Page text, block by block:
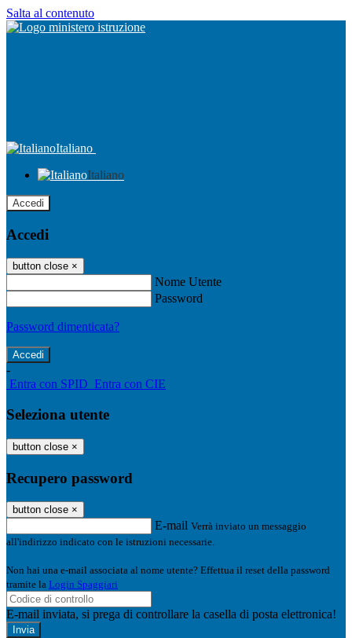
Salta al contenuto
Italiano
Italiano
Accedi
Accedi
button close ×
Nome Utente
Password
Password dimenticata?
-
Entra con SPID Entra con CIE
Seleziona utente
button close ×
Recupero password
button close ×
E-mail Verrà inviato un messaggio
all'indirizzo indicato con le istruzioni necessarie.
Non hai una e-mail associata al nome utente? Effettua il reset della password
tramite la Login Spaggiari
E-mail inviata, si prega di controllare la casella di posta elettronica!